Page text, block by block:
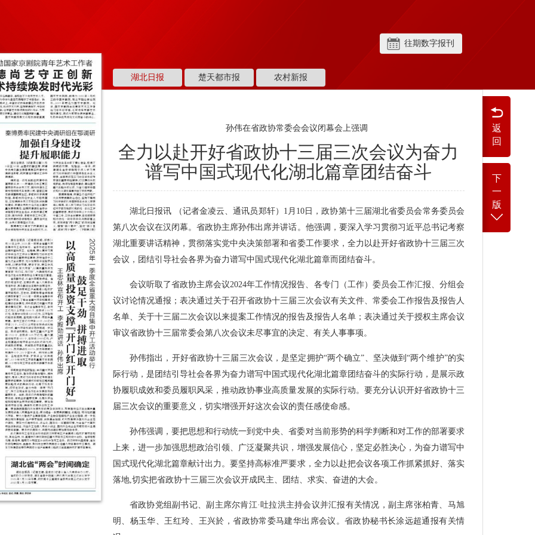
往期数字报刊
返
回
下
一
版
湖北日报 楚天都市报 农村新报
孙伟在省政协常委会会议闭幕会上强调
全力以赴开好省政协十三届三次会议为奋力
谱写中国式现代化湖北篇章团结奋斗
湖北日报讯 （记者金凌云、通讯员郑轩）1月10日，政协第十三届湖北省委员会常务委员会
第八次会议在汉闭幕。省政协主席孙伟出席并讲话。他强调，要深入学习贯彻习近平总书记考察
湖北重要讲话精神，贯彻落实党中央决策部署和省委工作要求，全力以赴开好省政协十三届三次
会议，团结引导社会各界为奋力谱写中国式现代化湖北篇章而团结奋斗。
会议听取了省政协主席会议2024年工作情况报告、各专门（工作）委员会工作汇报、分组会
议讨论情况通报；表决通过关于召开省政协十三届三次会议有关文件、常委会工作报告及报告人
名单、关于十三届二次会议以来提案工作情况的报告及报告人名单；表决通过关于授权主席会议
审议省政协十三届常委会第八次会议未尽事宜的决定、有关人事事项。
孙伟指出，开好省政协十三届三次会议，是坚定拥护“两个确立”、坚决做到“两个维护”的实
际行动，是团结引导社会各界为奋力谱写中国式现代化湖北篇章团结奋斗的实际行动，是展示政
协履职成效和委员履职风采，推动政协事业高质量发展的实际行动。要充分认识开好省政协十三
届三次会议的重要意义，切实增强开好这次会议的责任感使命感。
孙伟强调，要把思想和行动统一到党中央、省委对当前形势的科学判断和对工作的部署要求
上来，进一步加强思想政治引领、广泛凝聚共识，增强发展信心，坚定必胜决心，为奋力谱写中
国式现代化湖北篇章献计出力。要坚持高标准严要求，全力以赴把会议各项工作抓紧抓好、落实
落地,切实把省政协十三届三次会议开成民主、团结、求实、奋进的大会。
省政协党组副书记、副主席尔肯江·吐拉洪主持会议并汇报有关情况，副主席张柏青、马旭
明、杨玉华、王红玲、王兴於，省政协常委马建华出席会议。省政协秘书长涂远超通报有关情